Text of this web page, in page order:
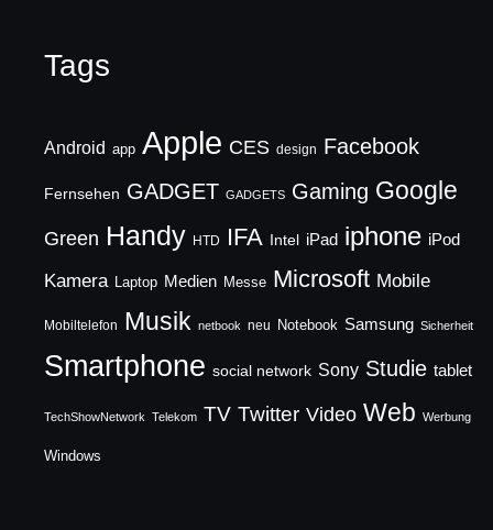
Tags
Android app Apple CES design Facebook
Fernsehen GADGET GADGETS Gaming Google
Green Handy HTD IFA Intel iPad iphone iPod
Kamera Laptop Medien Messe Microsoft Mobile
Mobiltelefon Musik netbook neu Notebook Samsung Sicherheit
Smartphone social network Sony Studie tablet
TechShowNetwork Telekom TV Twitter Video Web Werbung
Windows